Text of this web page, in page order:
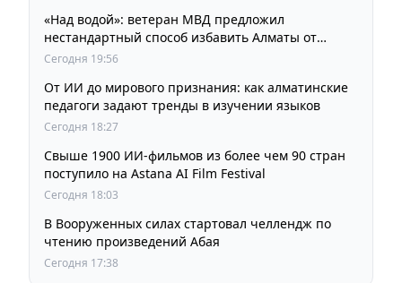
«Над водой»: ветеран МВД предложил
нестандартный способ избавить Алматы от
пробок и смога
Сегодня 19:56
От ИИ до мирового признания: как алматинские
педагоги задают тренды в изучении языков
Сегодня 18:27
Свыше 1900 ИИ-фильмов из более чем 90 стран
поступило на Astana AI Film Festival
Сегодня 18:03
В Вооруженных силах стартовал челлендж по
чтению произведений Абая
Сегодня 17:38